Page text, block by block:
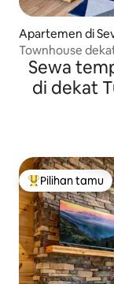
Apartemen di
Townhouse
Sewa
di dekat
Pilihan tamu
Pilihan tamu